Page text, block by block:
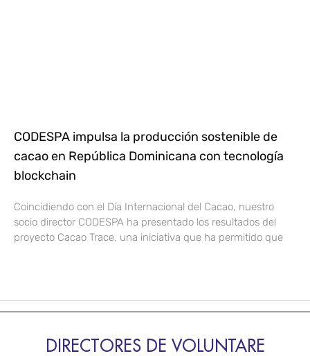
CODESPA impulsa la producción sostenible de
cacao en República Dominicana con tecnología
blockchain
Coincidiendo con el Día Internacional del Cacao, nuestro
socio director CODESPA ha presentado los resultados del
proyecto Cacao Trace, una iniciativa que ha permitido que
DIRECTORES DE VOLUNTARE